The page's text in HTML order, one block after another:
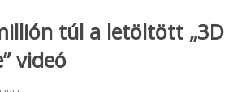
túl a letöltött „3D
videó